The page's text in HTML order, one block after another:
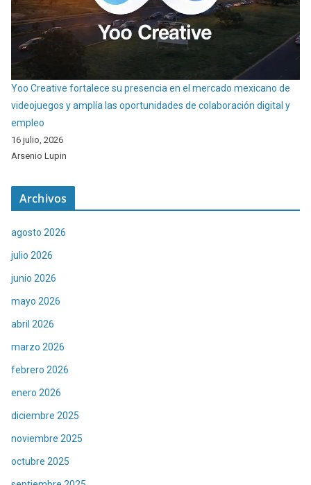
Yoo Creative fortalece su presencia en el mercado mexicano de
videojuegos y amplía las oportunidades de colaboración digital y
empleo
16 julio, 2026
Arsenio Lupin
Archivos
agosto 2026
julio 2026
junio 2026
mayo 2026
abril 2026
marzo 2026
febrero 2026
enero 2026
diciembre 2025
noviembre 2025
octubre 2025